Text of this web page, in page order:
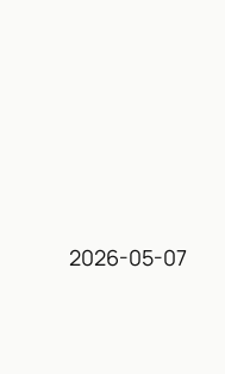
2026-05-07